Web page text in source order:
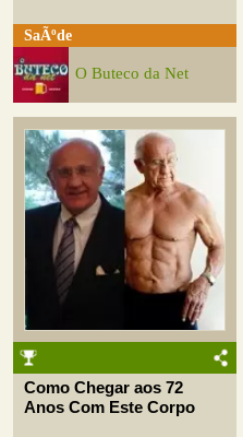
SaÃºde
O Buteco da Net
Como Chegar aos 72
Anos Com Este Corpo